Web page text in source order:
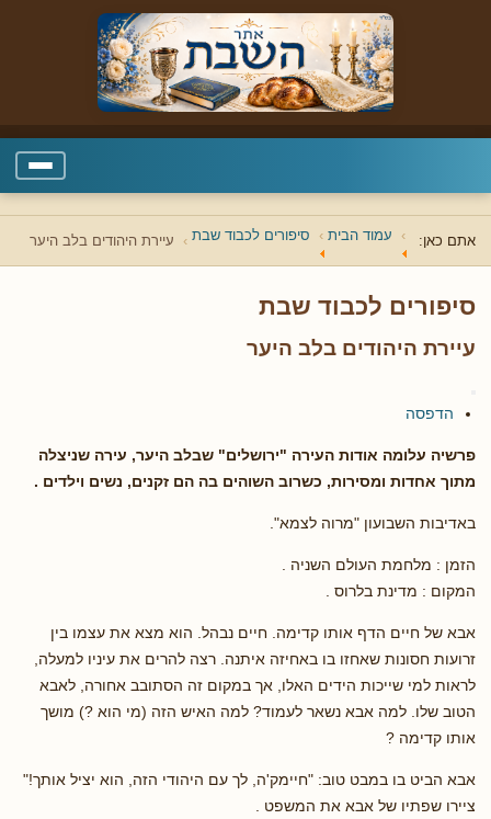
אתם כאן: עמוד הבית סיפורים לכבוד שבת עיירת היהודים בלב היער
סיפורים לכבוד שבת
עיירת היהודים בלב היער
הדפסה
פרשיה עלומה אודות העירה "ירושלים" שבלב היער, עירה שניצלה
מתוך אחדות ומסירות, כשרוב השוהים בה הם זקנים, נשים וילדים .
באדיבות השבועון "מרוה לצמא".
הזמן : מלחמת העולם השניה .
המקום : מדינת בלרוס .
אבא של חיים הדף אותו קדימה. חיים נבהל. הוא מצא את עצמו בין
זרועות חסונות שאחזו בו באחיזה איתנה. רצה להרים את עיניו למעלה,
לראות למי שייכות הידים האלו, אך במקום זה הסתובב אחורה, לאבא
הטוב שלו. למה אבא נשאר לעמוד? למה האיש הזה (מי הוא ?) מושך
אותו קדימה ?
אבא הביט בו במבט טוב: "חיימק'ה, לך עם היהודי הזה, הוא יציל אותך!"
ציירו שפתיו של אבא את המשפט .